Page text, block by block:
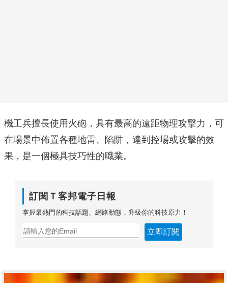
機工兵擅長使用火砲，具有最高的遠距物理攻擊力，可
在場景中佈置各種地雷、陷阱，達到控場或攻擊的效
果，是一個極具技巧性的職業。
訂閱Ｔ客邦電子日報
掌握最熱門的科技話題、網路動態，升級你的科技原力！
立即訂閱